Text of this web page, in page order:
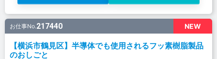
NEW
お仕事No.217440
【横浜市鶴見区】半導体でも使用されるフッ素樹脂製品
のおしごと